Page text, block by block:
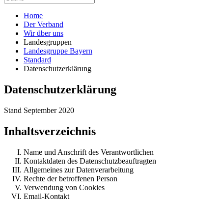
Home
Der Verband
Wir über uns
Landesgruppen
Landesgruppe Bayern
Standard
Datenschutzerklärung
Datenschutzerklärung
Stand September 2020
Inhaltsverzeichnis
Name und Anschrift des Verantwortlichen
Kontaktdaten des Datenschutzbeauftragten
Allgemeines zur Datenverarbeitung
Rechte der betroffenen Person
Verwendung von Cookies
Email-Kontakt